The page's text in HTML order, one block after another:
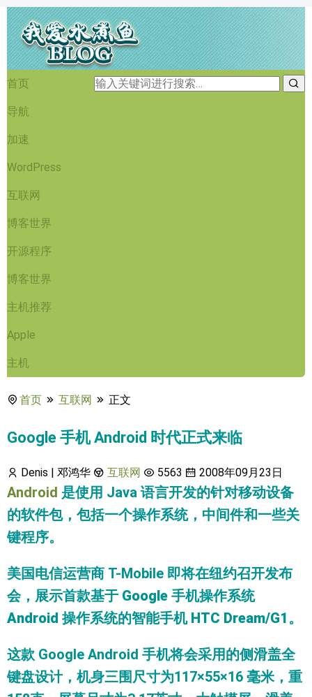
首页
导航
加速
WordPress
互联网
博客世界
开源程序
博客世界
主机推荐
Apple
主机
首页 互联网 正文
Google 手机 Android 时代正式来临
Denis | 邓鸿华 互联网 5563 2008年09月23日
Android 是使用 Java 语言开发的针对移动设备
的软件包，包括一个操作系统，中间件和一些关
键程序。
美国电信运营商 T-Mobile 即将在纽约召开发布
会，展示首款基于 Google 手机操作系统
Android 操作系统的智能手机 HTC Dream/G1 。
这款 Google Android 手机将会采用的侧滑盖全
键盘设计，机身三围尺寸为117×55×16 毫米，重